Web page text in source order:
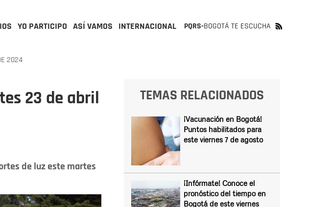
YO PARTICIPO ASÍ VAMOS INTERNACIONAL PQRS-BOGOTÁ TE ESCUCHA
2024
23 de abril
de luz este martes
TEMAS RELACIONADOS
¡Vacunación en Bogotá!
Puntos habilitados para
este viernes 7 de agosto
¡Infórmate! Conoce el
pronóstico del tiempo en
Bogotá de este viernes